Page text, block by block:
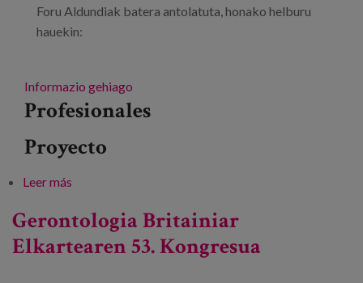
Foru Aldundiak batera antolatuta, honako helburu
hauekin:
Informazio gehiago
Profesionales
Proyecto
Leer más
Gerontologia Britainiar
Elkartearen 53. Kongresua